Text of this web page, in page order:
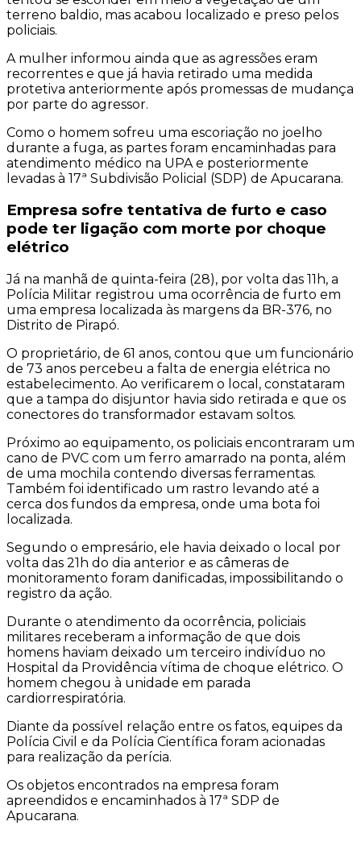
terreno baldio, mas acabou localizado e preso pelos
policiais.
A mulher informou ainda que as agressões eram
recorrentes e que já havia retirado uma medida
protetiva anteriormente após promessas de mudança
por parte do agressor.
Como o homem sofreu uma escoriação no joelho
durante a fuga, as partes foram encaminhadas para
atendimento médico na UPA e posteriormente
levadas à 17ª Subdivisão Policial (SDP) de Apucarana.
Empresa sofre tentativa de furto e caso
pode ter ligação com morte por choque
elétrico
Já na manhã de quinta-feira (28), por volta das 11h, a
Polícia Militar registrou uma ocorrência de furto em
uma empresa localizada às margens da BR-376, no
Distrito de Pirapó.
O proprietário, de 61 anos, contou que um funcionário
de 73 anos percebeu a falta de energia elétrica no
estabelecimento. Ao verificarem o local, constataram
que a tampa do disjuntor havia sido retirada e que os
conectores do transformador estavam soltos.
Próximo ao equipamento, os policiais encontraram um
cano de PVC com um ferro amarrado na ponta, além
de uma mochila contendo diversas ferramentas.
Também foi identificado um rastro levando até a
cerca dos fundos da empresa, onde uma bota foi
localizada.
Segundo o empresário, ele havia deixado o local por
volta das 21h do dia anterior e as câmeras de
monitoramento foram danificadas, impossibilitando o
registro da ação.
Durante o atendimento da ocorrência, policiais
militares receberam a informação de que dois
homens haviam deixado um terceiro indivíduo no
Hospital da Providência vítima de choque elétrico. O
homem chegou à unidade em parada
cardiorrespiratória.
Diante da possível relação entre os fatos, equipes da
Polícia Civil e da Polícia Científica foram acionadas
para realização da perícia.
Os objetos encontrados na empresa foram
apreendidos e encaminhados à 17ª SDP de
Apucarana.